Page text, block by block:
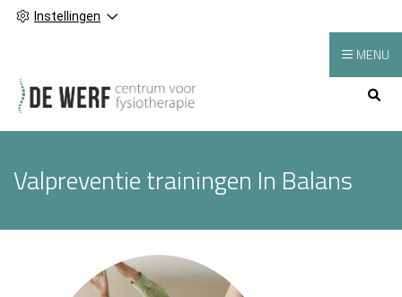
Instellingen
Hoofdmenu
MENU
Valpreventie trainingen In Balans